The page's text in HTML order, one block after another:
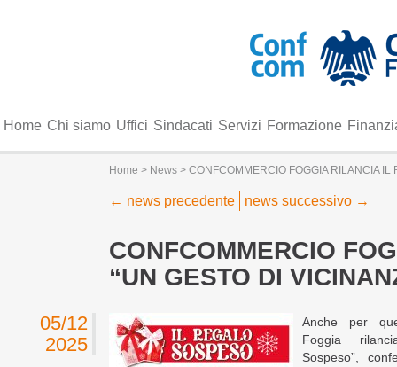
Home Chi siamo Uffici Sindacati Servizi Formazione
Home > News > CONFCOMMERCIO FOGGIA RILANCIA IL
← news precedente news successivo →
CONFCOMMERCIO
“UN GESTO DI
05/12
2025
Anche per
Foggia
Sospeso”,